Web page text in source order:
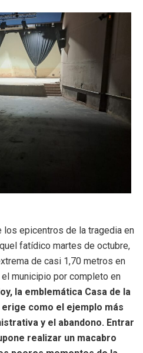
los epicentros de la tragedia en
fatídico martes de octubre,
de casi 1,70 metros en
municipio por completo en
la emblemática Casa de la
como el ejemplo más
y el abandono. Entrar
realizar un macabro